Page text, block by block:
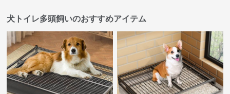
犬トイレ多頭飼いのおすすめアイテム